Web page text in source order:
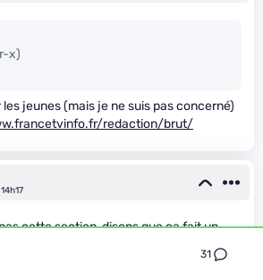
31
x)
jeunes (mais je ne suis pas concerné)
redaction/brut/
cette section, disons que ca fait un
pas sûr que ca suffise